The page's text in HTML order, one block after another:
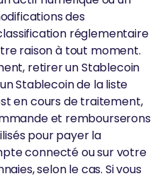
des
réglementaire
raison à tout moment.
retirer un Stablecoin
Stablecoin de la liste
en cours de traitement,
et rembourserons
pour payer la
connecté ou sur votre
selon le cas. Si vous